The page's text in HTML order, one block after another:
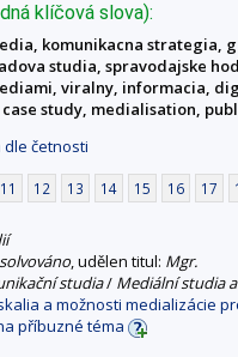
klíčová slova):
komunikacna
studia, spravodajske
viralny, informacia,
study, medialisation,
dle četnosti
11 12 13 14 15 16 17
, udělen titul: Mgr.
studia/ Mediální studia
a možnosti medializácie
příbuzné téma